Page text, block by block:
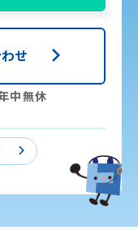
せ
中無休